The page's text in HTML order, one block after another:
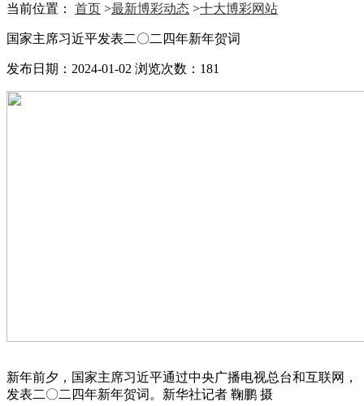
当前位置： 首页 >最新博彩动态 >十大博彩网站
国家主席习近平发表二〇二四年新年贺词
发布日期：2024-01-02 浏览次数： 181
新年前夕，国家主席习近平通过中央广播电视总台和互联网，
发表二〇二四年新年贺词。新华社记者 鞠鹏 摄